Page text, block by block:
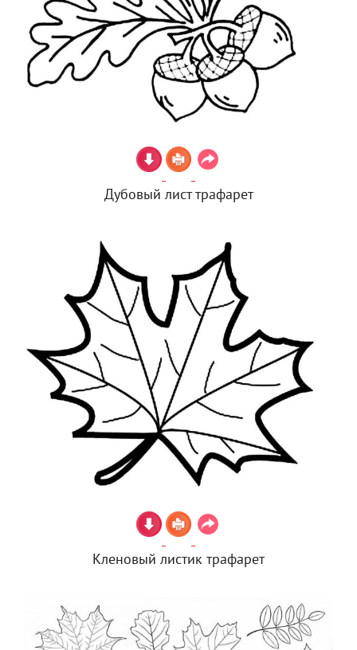
Дубовый лист трафарет
Кленовый листик трафарет